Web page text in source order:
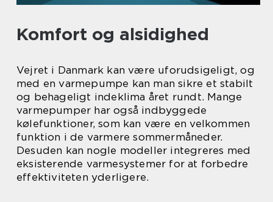
Komfort og alsidighed
Vejret i Danmark kan være uforudsigeligt, og
med en varmepumpe kan man sikre et stabilt
og behageligt indeklima året rundt. Mange
varmepumper har også indbyggede
kølefunktioner, som kan være en velkommen
funktion i de varmere sommermåneder.
Desuden kan nogle modeller integreres med
eksisterende varmesystemer for at forbedre
effektiviteten yderligere.